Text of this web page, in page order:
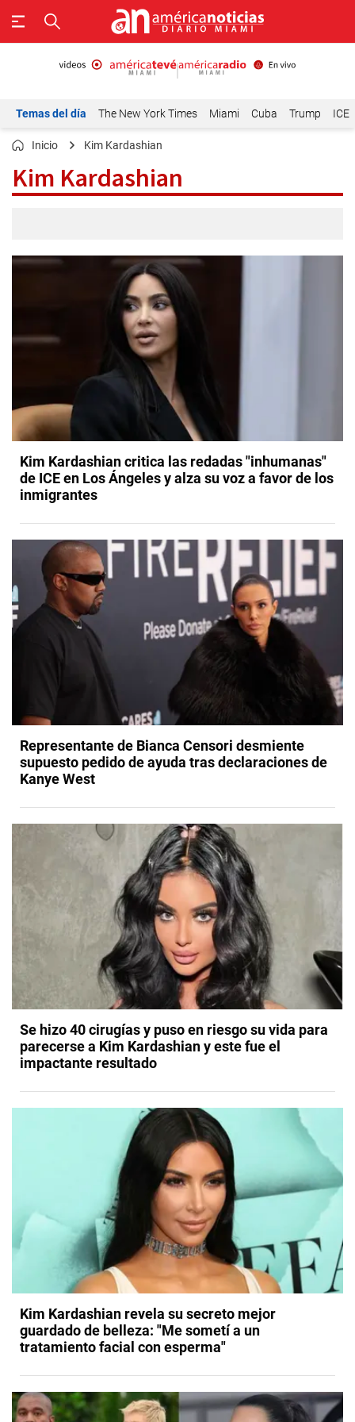
Temas del día The New York Times Miami Cuba Trump ICE
Inicio Kim Kardashian
Kim Kardashian
Kim Kardashian critica las redadas "inhumanas"
de ICE en Los Ángeles y alza su voz a favor de los
inmigrantes
Representante de Bianca Censori desmiente
supuesto pedido de ayuda tras declaraciones de
Kanye West
Se hizo 40 cirugías y puso en riesgo su vida para
parecerse a Kim Kardashian y este fue el
impactante resultado
Kim Kardashian revela su secreto mejor
guardado de belleza: "Me sometí a un
tratamiento facial con esperma"